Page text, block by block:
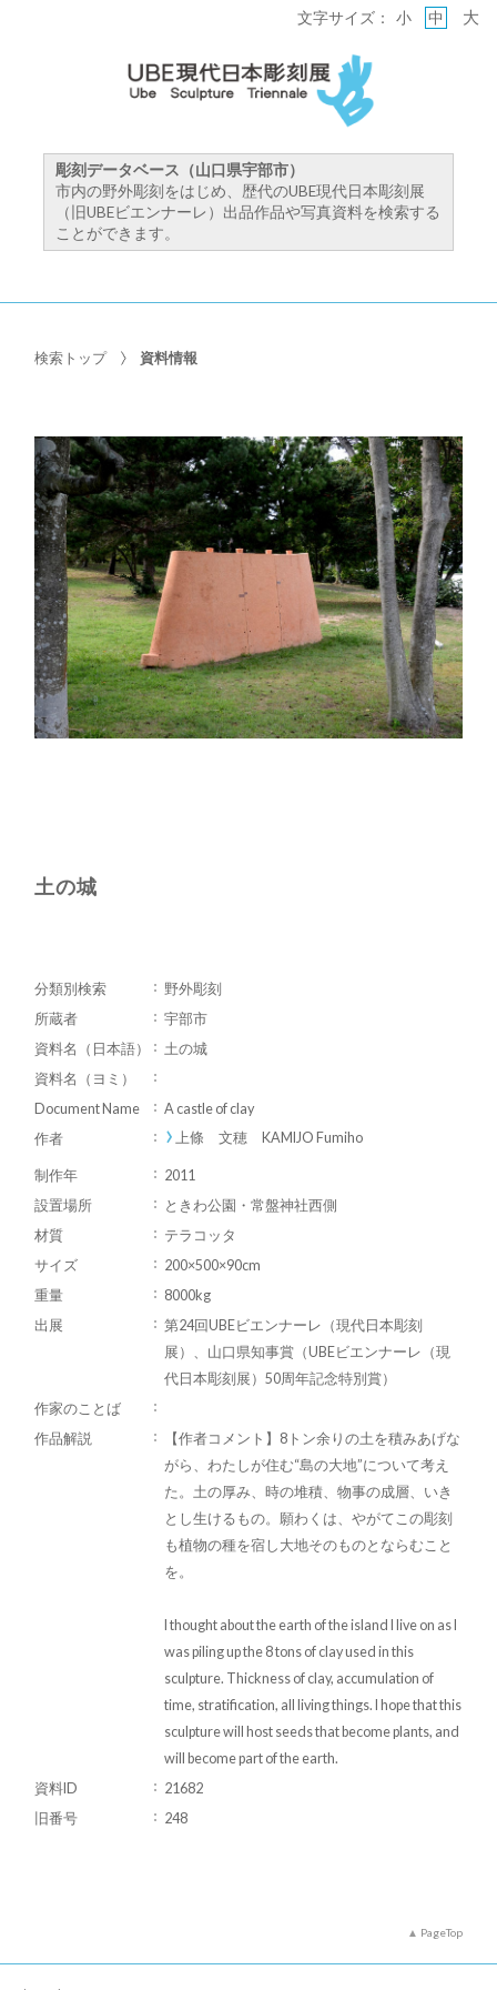
彫刻データベース（山口県宇部市）
市内の野外彫刻をはじめ、歴代のUBE現代日本彫刻展
（旧UBEビエンナーレ）出品作品や写真資料を検索する
ことができます。
文字サイズ： 小 中 大
検索トップ 資料情報
土の城
分類別検索
野外彫刻
所蔵者
宇部市
資料名（日本語）
土の城
資料名（ヨミ）
Document Name
A castle of clay
作者
上條 文穂 KAMIJO Fumiho
制作年
2011
設置場所
ときわ公園・常盤神社西側
材質
テラコッタ
サイズ
200×500×90cm
重量
8000kg
出展
第24回UBEビエンナーレ（現代日本彫刻
展）、山口県知事賞（UBEビエンナーレ（現
代日本彫刻展）50周年記念特別賞）
作家のことば
作品解説
【作者コメント】8トン余りの土を積みあげな
がら、わたしが住む“島の大地”について考え
た。土の厚み、時の堆積、物事の成層、いき
とし生けるもの。願わくは、やがてこの彫刻
も植物の種を宿し大地そのものとならむこと
を。
I thought about the earth of the island I live on as I
was piling up the 8 tons of clay used in this
sculpture. Thickness of clay, accumulation of
time, stratification, all living things. I hope that this
sculpture will host seeds that become plants, and
will become part of the earth.
資料ID
21682
旧番号
248
PageTop